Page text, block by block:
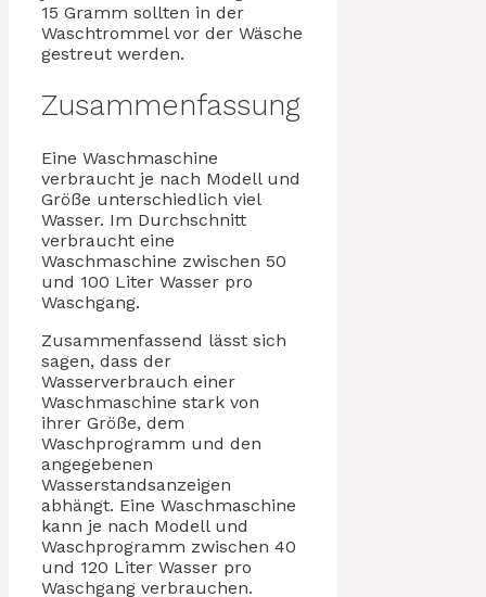
15 Gramm sollten in der
Waschtrommel vor der Wäsche
gestreut werden.
Zusammenfassung
Eine Waschmaschine
verbraucht je nach Modell und
Größe unterschiedlich viel
Wasser. Im Durchschnitt
verbraucht eine
Waschmaschine zwischen 50
und 100 Liter Wasser pro
Waschgang.
Zusammenfassend lässt sich
sagen, dass der
Wasserverbrauch einer
Waschmaschine stark von
ihrer Größe, dem
Waschprogramm und den
angegebenen
Wasserstandsanzeigen
abhängt. Eine Waschmaschine
kann je nach Modell und
Waschprogramm zwischen 40
und 120 Liter Wasser pro
Waschgang verbrauchen.